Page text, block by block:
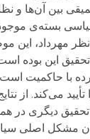
بین آن‌ها و
بسته‌ی
مهرداد، این
تحقیق این
با حاکمیت
مشکل اصلی